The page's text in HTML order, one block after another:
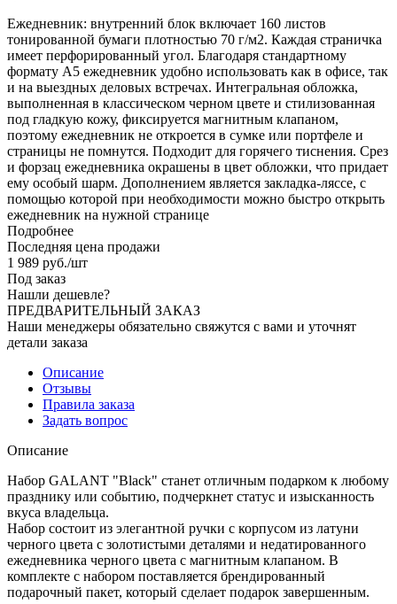
Ежедневник: внутренний блок включает 160 листов
тонированной бумаги плотностью 70 г/м2. Каждая страничка
имеет перфорированный угол. Благодаря стандартному
формату А5 ежедневник удобно использовать как в офисе, так
и на выездных деловых встречах. Интегральная обложка,
выполненная в классическом черном цвете и стилизованная
под гладкую кожу, фиксируется магнитным клапаном,
поэтому ежедневник не откроется в сумке или портфеле и
страницы не помнутся. Подходит для горячего тиснения. Срез
и форзац ежедневника окрашены в цвет обложки, что придает
ему особый шарм. Дополнением является закладка-ляссе, с
помощью которой при необходимости можно быстро открыть
ежедневник на нужной странице
Подробнее
Последняя цена продажи
1 989 руб./шт
Под заказ
Нашли дешевле?
ПРЕДВАРИТЕЛЬНЫЙ ЗАКАЗ
Наши менеджеры обязательно свяжутся с вами и уточнят
детали заказа
Описание
Отзывы
Правила заказа
Задать вопрос
Описание
Набор GALANT "Black" станет отличным подарком к любому
празднику или событию, подчеркнет статус и изысканность
вкуса владельца.
Набор состоит из элегантной ручки с корпусом из латуни
черного цвета с золотистыми деталями и недатированного
ежедневника черного цвета с магнитным клапаном. В
комплекте с набором поставляется брендированный
подарочный пакет, который сделает подарок завершенным.